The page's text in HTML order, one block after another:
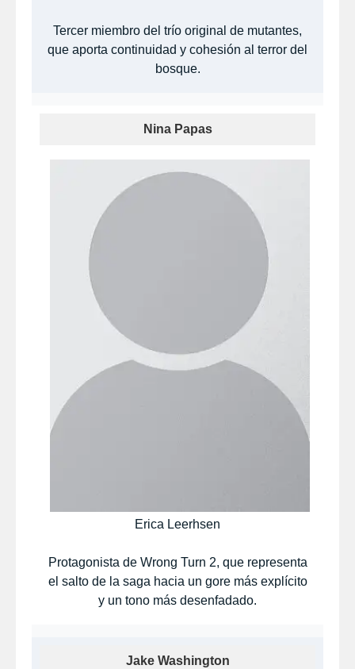
Tercer miembro del trío original de mutantes,
que aporta continuidad y cohesión al terror del
bosque.
Nina Papas
Erica Leerhsen
Protagonista de Wrong Turn 2, que representa
el salto de la saga hacia un gore más explícito
y un tono más desenfadado.
Jake Washington